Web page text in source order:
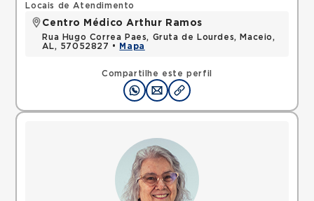
Compartilhe este perfil
Locais de Atendimento
Centro Médico Arthur Ramos
Rua Hugo Correa Paes, Gruta de Lourdes, Maceio,
AL, 57052827 •
Mapa